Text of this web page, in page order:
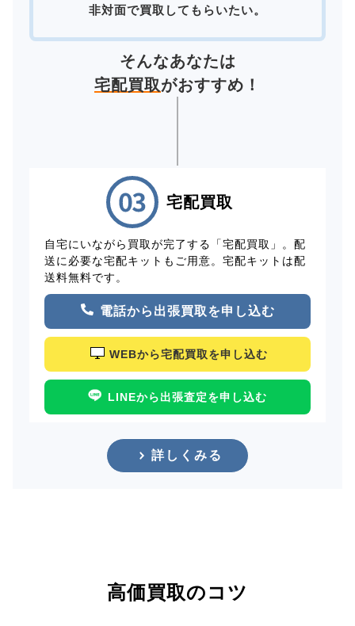
非対面で買取してもらいたい。
そんなあなたは
宅配買取がおすすめ！
宅配買取
自宅にいながら買取が完了する「宅配買取」。配
送に必要な宅配キットもご用意。宅配キットは配
送料無料です。
電話から出張買取を申し込む
WEBから宅配買取を申し込む
LINEから出張査定を申し込む
詳しくみる
高価買取のコツ